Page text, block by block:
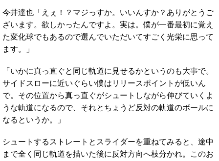
今井達也「えぇ！？マジっすか。いいんすか？ありがとうご
ざいます。欲しかったんですよ。実は。僕が一番最初に覚え
た変化球でもあるので選んでいただいてすごく光栄に思って
ます。」
「いかに真っ直ぐと同じ軌道に見せるかというのも大事で。
サイドスローに近いぐらい僕はリリースポイントが低いん
で。その位置から真っ直ぐがシュートしながら伸びていくよ
うな軌道になるので、それとちょうど反対の軌道のボールに
なるというか。」
シュートするストレートとスライダーを重ねてみると、途中
まで全く同じ軌道を描いた後に反対方向へ枝分かれ。このお